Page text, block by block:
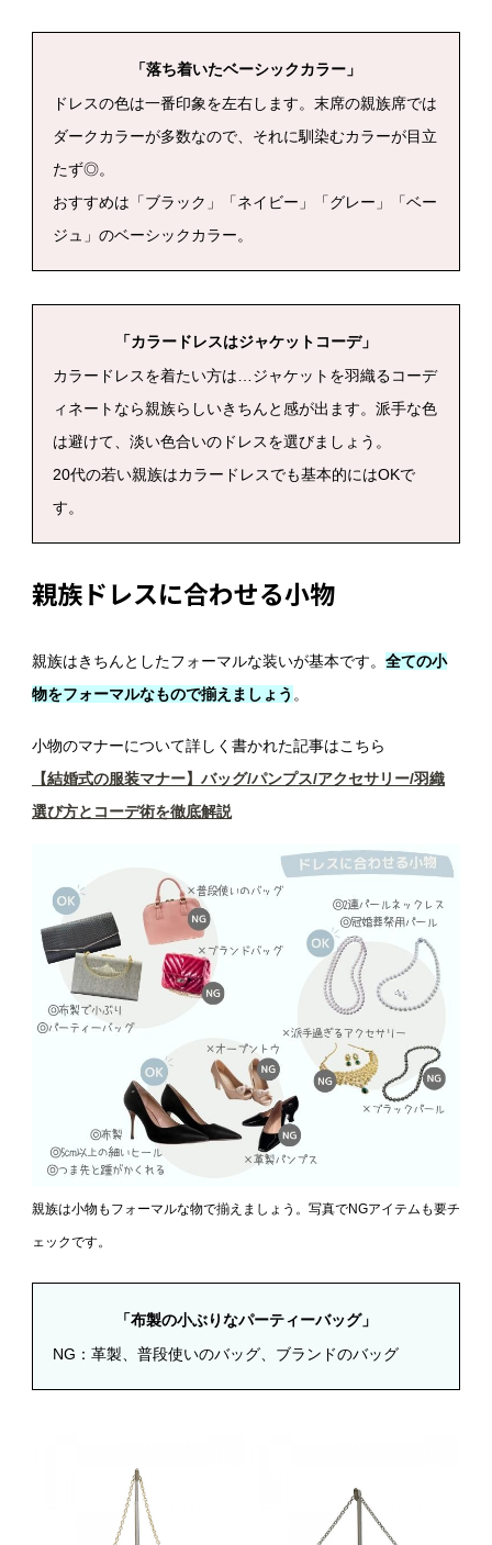
「落ち着いたベーシックカラー」
ドレスの色は一番印象を左右します。末席の親族席では
ダークカラーが多数なので、それに馴染むカラーが目立
たず◎。
おすすめは「ブラック」「ネイビー」「グレー」「ベー
ジュ」のベーシックカラー。
「カラードレスはジャケットコーデ」
カラードレスを着たい方は…ジャケットを羽織るコーデ
ィネートなら親族らしいきちんと感が出ます。派手な色
は避けて、淡い色合いのドレスを選びましょう。
20代の若い親族はカラードレスでも基本的にはOKで
す。
親族ドレスに合わせる小物
親族はきちんとしたフォーマルな装いが基本です。 全ての小
物をフォーマルなもので揃えましょう 。
小物のマナーについて詳しく書かれた記事はこちら
【結婚式の服装マナー】バッグ/パンプス/アクセサリー/羽織
選び方とコーデ術を徹底解説
親族は小物もフォーマルな物で揃えましょう。写真でNGアイテムも要チ
ェックです。
「布製の小ぶりなパーティーバッグ」
NG ：革製、普段使いのバッグ、ブランドのバッグ